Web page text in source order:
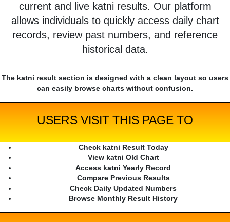
current and live katni results. Our platform
allows individuals to quickly access daily chart
records, review past numbers, and reference
historical data.
The katni result section is designed with a clean layout so users
can easily browse charts without confusion.
USERS VISIT THIS PAGE TO
Check katni Result Today
View katni Old Chart
Access katni Yearly Record
Compare Previous Results
Check Daily Updated Numbers
Browse Monthly Result History